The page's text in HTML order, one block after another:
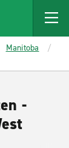
Manitoba
-